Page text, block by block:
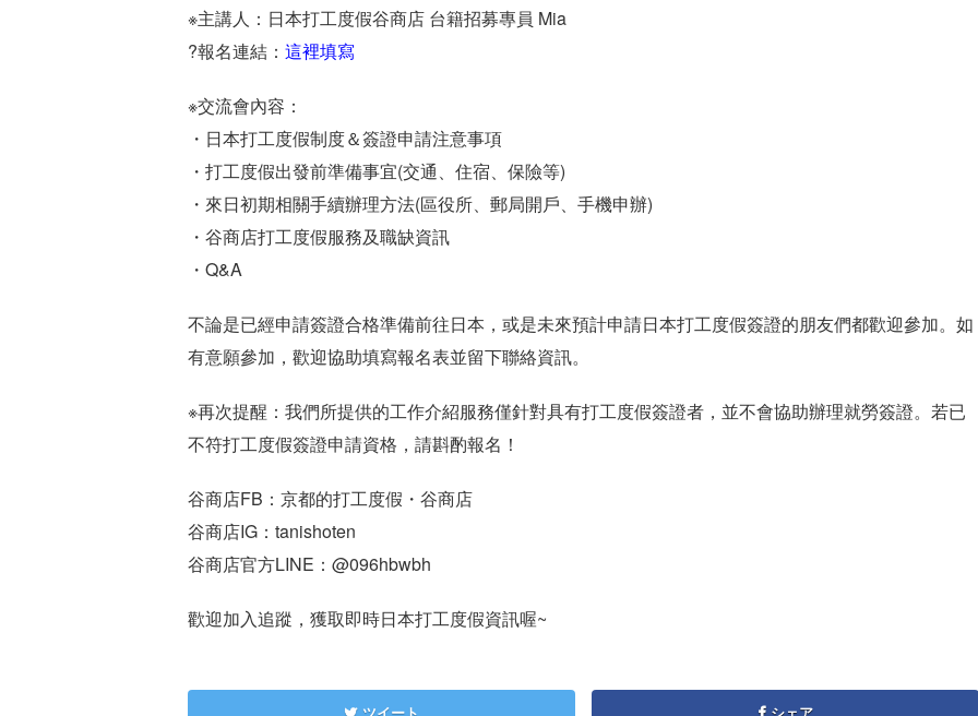
※主講人：日本打工度假谷商店 台籍招募專員 Mia
?報名連結： 這裡填寫
※交流會內容：
・日本打工度假制度＆簽證申請注意事項
・打工度假出發前準備事宜(交通、住宿、保險等)
・來日初期相關手續辦理方法(區役所、郵局開戶、手機申辦)
・谷商店打工度假服務及職缺資訊
・Q&A
不論是已經申請簽證合格準備前往日本，或是未來預計申請日本打工度假簽證的朋友們都歡迎參加。如
有意願參加，歡迎協助填寫報名表並留下聯絡資訊。
※再次提醒：我們所提供的工作介紹服務僅針對具有打工度假簽證者，並不會協助辦理就勞簽證。若已
不符打工度假簽證申請資格，請斟酌報名！
谷商店FB：京都的打工度假・谷商店
谷商店IG：tanishoten
谷商店官方LINE：@096hbwbh
歡迎加入追蹤，獲取即時日本打工度假資訊喔~